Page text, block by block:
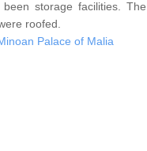
been storage facilities.
roofed.
Palace of Malia